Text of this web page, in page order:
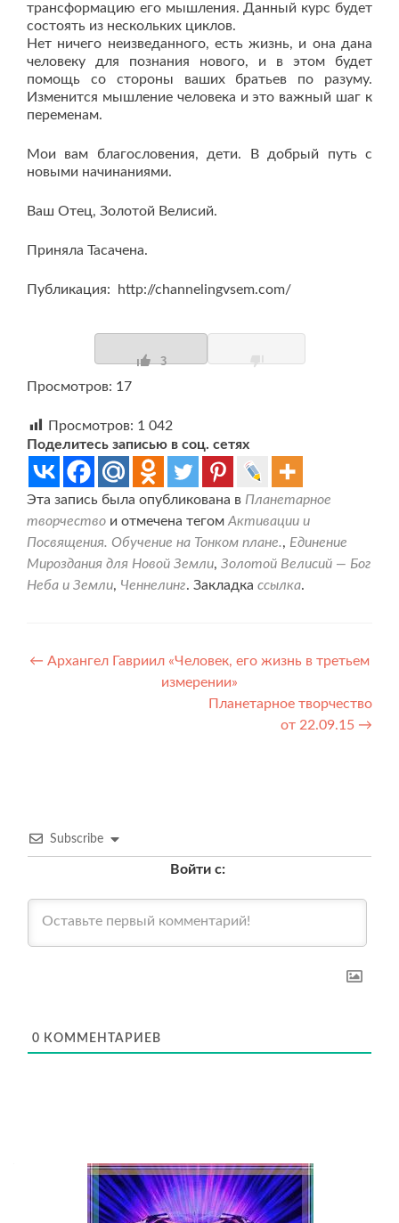
трансформацию его мышления. Данный курс будет
состоять из нескольких циклов.
Нет ничего неизведанного, есть жизнь, и она дана
человеку для познания нового, и в этом будет
помощь со стороны ваших братьев по разуму.
Изменится мышление человека и это важный шаг к
переменам.
Мои вам благословения, дети. В добрый путь с
новыми начинаниями.
Ваш Отец, Золотой Велисий.
Приняла Тасачена.
Публикация: http://channelingvsem.com/
3
Просмотров: 17
Просмотров: 1 042
Поделитесь записью в соц. сетях
Эта запись была опубликована в Планетарное
творчество и отмечена тегом Активации и
Посвящения. Обучение на Тонком плане., Единение
Мироздания для Новой Земли, Золотой Велисий — Бог
Неба и Земли, Ченнелинг. Закладка ссылка.
Навигация
← Архангел Гавриил «Человек, его жизнь в третьем
измерении»
Планетарное творчество
от 22.09.15 →
Subscribe
Войти с:
0 КОММЕНТАРИЕВ